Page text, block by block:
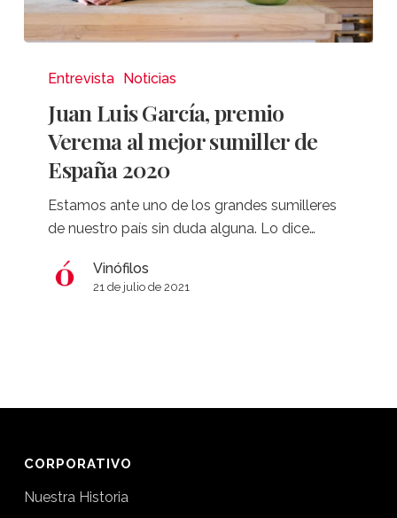
Luis
premio
Verema
sumiller
España
2020
Entrevista Noticias
Juan Luis García, premio
Verema al mejor sumiller de
España 2020
Estamos ante uno de los grandes sumilleres
de nuestro país sin duda alguna. Lo dice…
Vinófilos
21 de julio de 2021
CORPORATIVO
Nuestra Historia